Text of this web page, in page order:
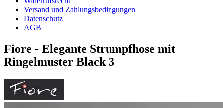
Versand und Zahlungsbedingungen
Datenschutz
AGB
Fiore - Elegante Strumpfhose mit
Ringelmuster Black 3